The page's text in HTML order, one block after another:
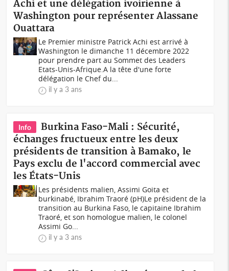
Achi et une délégation ivoirienne à
Washington pour représenter Alassane
Ouattara
Le Premier ministre Patrick Achi est arrivé à
Washington le dimanche 11 décembre 2022
pour prendre part au Sommet des Leaders
Etats-Unis-Afrique.A la tête d'une forte
délégation le Chef du...
il y a 3 ans
Info
Burkina Faso-Mali : Sécurité,
échanges fructueux entre les deux
présidents de transition à Bamako, le
Pays exclu de l'accord commercial avec
les États-Unis
Les présidents malien, Assimi Goita et
burkinabé, Ibrahim Traoré (pH)Le président de la
transition au Burkina Faso, le capitaine Ibrahim
Traoré, et son homologue malien, le colonel
Assimi Go...
il y a 3 ans